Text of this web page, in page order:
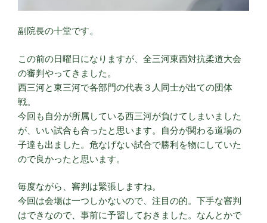
副院長の十堂です。
この前の日曜日になりますが、全三河東西対抗柔道大会
の審判やってきました。
西三河と東三河で各部門の代表３人同士が出ての団体
戦。
今回も自分が所属している西三河が負けてしまいました
が、いい試合も合ったと思います。自分が関わる道場の
子達も出ました。危なげない試合で勝利を物にしていた
ので良かったと思います。
毎度ながら、審判は緊張しますね。
今回は会場は一つしかないので、注目の的。下手な審判
はできなので、事前に予習しておきました。なんとかで